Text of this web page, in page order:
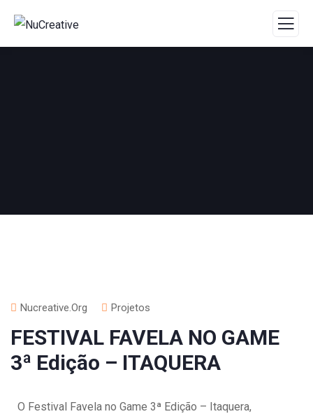
Nucreative.org Projetos
FESTIVAL FAVELA NO GAME
3ª Edição – ITAQUERA
O Festival Favela no Game 3ª Edição – Itaquera,